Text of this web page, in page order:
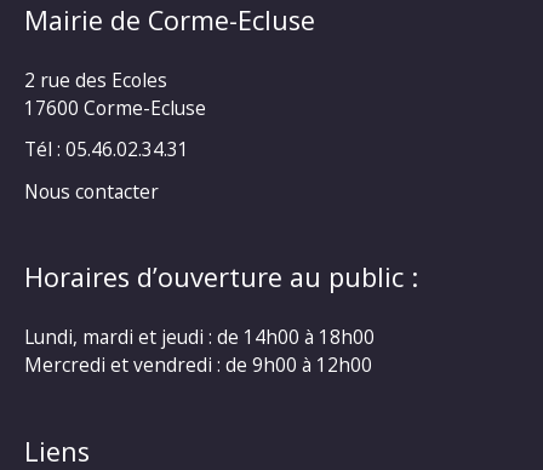
Mairie de Corme-Ecluse
2 rue des Ecoles
17600 Corme-Ecluse
Tél : 05.46.02.34.31
Nous contacter
Horaires d’ouverture au public :
Lundi, mardi et jeudi : de 14h00 à 18h00
Mercredi et vendredi : de 9h00 à 12h00
Liens